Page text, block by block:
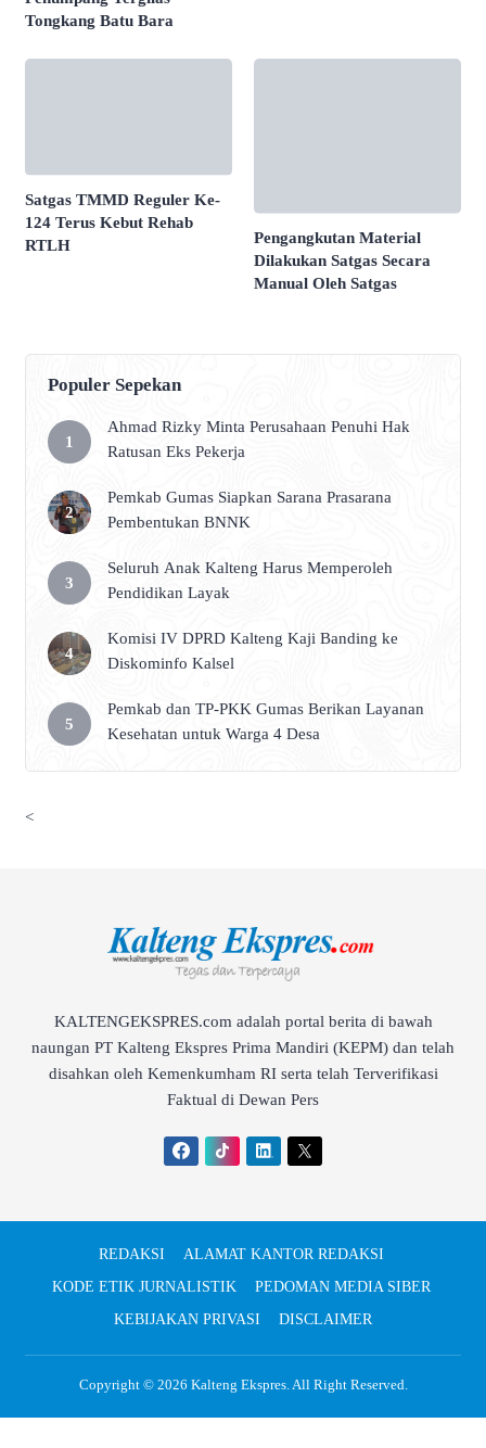
Tongkang Batu Bara
Satgas TMMD Reguler Ke-
124 Terus Kebut Rehab
RTLH
Pengangkutan Material
Dilakukan Satgas Secara
Manual Oleh Satgas
Populer Sepekan
Ahmad Rizky Minta Perusahaan Penuhi Hak
Ratusan Eks Pekerja
Pemkab Gumas Siapkan Sarana Prasarana
Pembentukan BNNK
Seluruh Anak Kalteng Harus Memperoleh
Pendidikan Layak
Komisi IV DPRD Kalteng Kaji Banding ke
Diskominfo Kalsel
Pemkab dan TP-PKK Gumas Berikan Layanan
Kesehatan untuk Warga 4 Desa
<
KALTENGEKSPRES.com adalah portal berita di bawah
naungan PT Kalteng Ekspres Prima Mandiri (KEPM) dan telah
disahkan oleh Kemenkumham RI serta telah Terverifikasi
Faktual di Dewan Pers
REDAKSI
ALAMAT KANTOR REDAKSI
KODE ETIK JURNALISTIK
PEDOMAN MEDIA SIBER
KEBIJAKAN PRIVASI
DISCLAIMER
Copyright © 2026 Kalteng Ekspres. All Right Reserved.